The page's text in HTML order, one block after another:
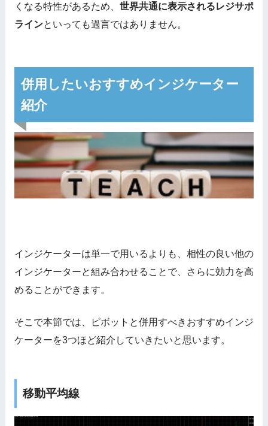
くなる特性があるため、 世界共通に表示されるレジサポ
ラインといっても過言ではありません。
併用したいおすすめインジケーター
紹介
インジケーターは単一で用いるよりも、相性の良い他の
インジケーターと組み合わせることで、さらに効力を高
めることができます。
そこで本節では、ピボットと併用すべきおすすめインジ
ケーターを3つほど紹介していきたいと思います。
移動平均線